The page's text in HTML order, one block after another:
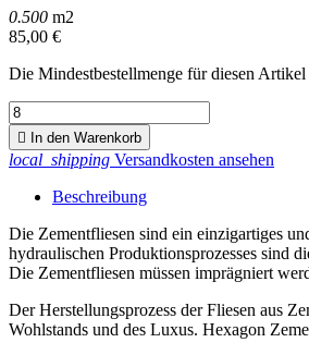
0.500 m2
85,00 €
Die Mindestbestellmenge für diesen Artikel
 In den Warenkorb
local_shipping Versandkosten ansehen
Beschreibung
Die Zementfliesen sind ein einzigartiges
hydraulischen Produktionsprozesses sind
Die Zementfliesen müssen imprägniert
Der Herstellungsprozess der Fliesen aus
Wohlstands und des Luxus. Hexagon